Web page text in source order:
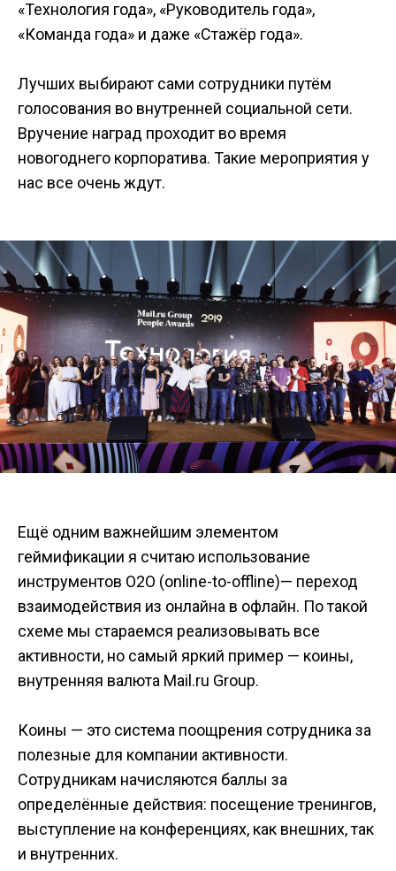
«Технология года», «Руководитель года»,
«Команда года» и даже «Стажёр года».
Лучших выбирают сами сотрудники путём
голосования во внутренней социальной сети.
Вручение наград проходит во время
новогоднего корпоратива. Такие мероприятия у
нас все очень ждут.
Ещё одним важнейшим элементом
геймификации я считаю использование
инструментов O2O (online-to-offline)— переход
взаимодействия из онлайна в офлайн. По такой
схеме мы стараемся реализовывать все
активности, но самый яркий пример — коины,
внутренняя валюта Mail.ru Group.
Коины — это система поощрения сотрудника за
полезные для компании активности.
Сотрудникам начисляются баллы за
определённые действия: посещение тренингов,
выступление на конференциях, как внешних, так
и внутренних.